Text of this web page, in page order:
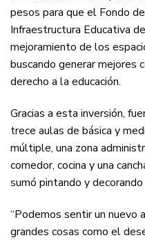
pesos para que el Fondo
Infraestructura Educativa
mejoramiento de los
buscando generar mejores
derecho a la educación.
Gracias a esta inversión,
trece aulas de básica y
múltiple, una zona
comedor, cocina y una
sumó pintando y
“Podemos sentir un nuevo
grandes cosas como el